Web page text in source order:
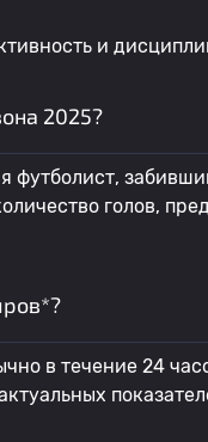
и
2025?
голов,
в течение 24